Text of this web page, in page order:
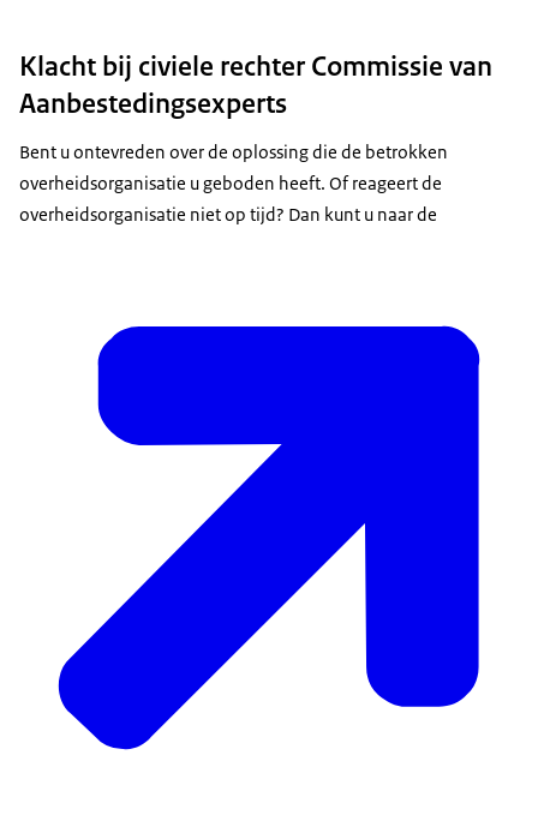
Klacht bij civiele rechter Commissie van
Aanbestedingsexperts
Bent u ontevreden over de oplossing die de betrokken
overheidsorganisatie u geboden heeft. Of reageert de
overheidsorganisatie niet op tijd? Dan kunt u naar de